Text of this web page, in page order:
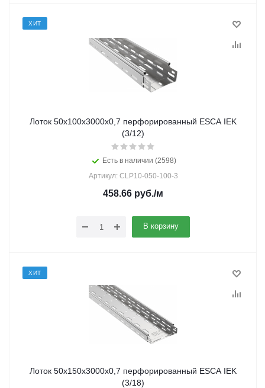
ХИТ
Лоток 50х100х3000х0,7 перфорированный ESCA IEK
(3/12)
Есть в наличии (2598)
Артикул: CLP10-050-100-3
458.66 руб./м
В корзину
ХИТ
Лоток 50х150х3000х0,7 перфорированный ESCA IEK
(3/18)